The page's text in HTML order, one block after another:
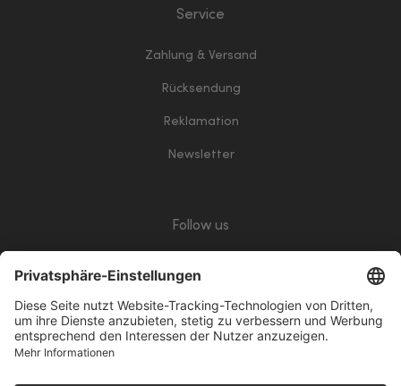
Service
Zahlung & Versand
Rücksendung
Reklamation
Newsletter
Follow us
giropay Klarna VorkassePayPalWhiteVisaWhite
Mastercard